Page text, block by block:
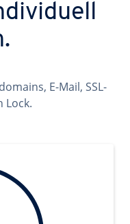
E-Mail, SSL-
Lock.